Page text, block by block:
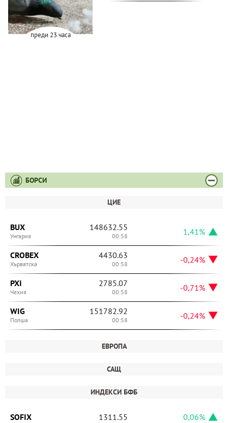
преди 23 часа
БОРСИ
ЦИЕ
BUX
Унгария
148632.55
00:58 1,41%
CROBEX
Хърватска
4430.63
00:58 -0,24%
PXI
Чехия
2785.07
00:58 -0,71%
WIG
Полша
151782.92
00:58 -0,24%
ЕВРОПА
САЩ
ИНДЕКСИ БФБ
SOFIX 1311.55
0,06%